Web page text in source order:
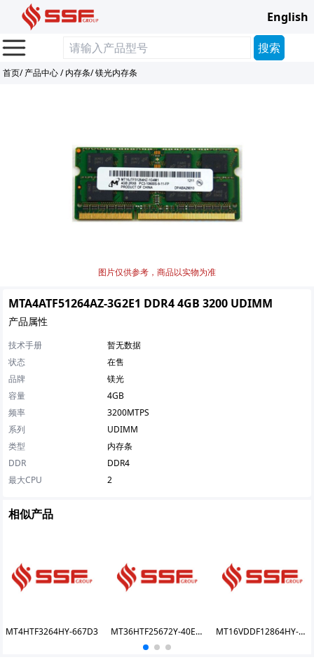
English
首页/产品中心/内存条/镁光内存条
图片仅供参考，商品以实物为准
MTA4ATF51264AZ-3G2E1 DDR4 4GB 3200 UDIMM
产品属性
技术手册
暂无数据
状态
在售
品牌
镁光
容量
4GB
频率
3200MTPS
系列
UDIMM
类型
内存条
DDR
DDR4
最大CPU
2
相似产品
MT4HTF3264HY-667D3 MT36HTF25672Y-40ED1 MT16VDDF12864HY-335F2